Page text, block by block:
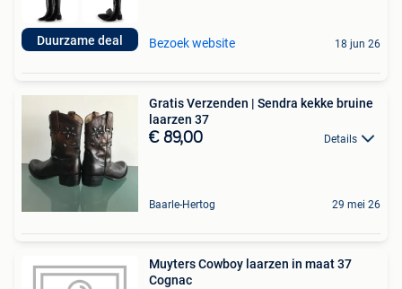
Duurzame deal Bezoek website 18 jun 26
Gratis Verzenden | Sendra kekke bruine
laarzen 37
€ 89,00 Details
Baarle-Hertog 29 mei 26
Muyters Cowboy laarzen in maat 37
Cognac